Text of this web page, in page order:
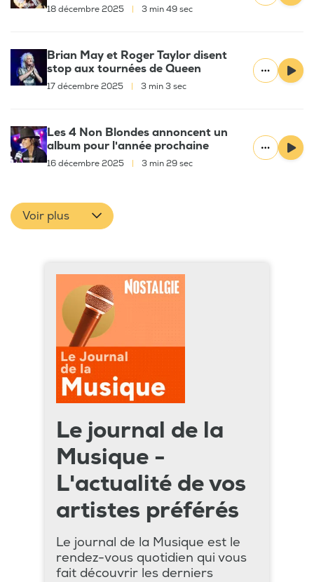
18 décembre 2025 3 min 49 sec
Brian May et Roger Taylor disent
stop aux tournées de Queen
17 décembre 2025 3 min 3 sec
Les 4 Non Blondes annoncent un
album pour l'année prochaine
16 décembre 2025 3 min 29 sec
Voir plus
Le journal de la
Musique -
L'actualité de vos
artistes préférés
Le journal de la Musique est le
rendez-vous quotidien qui vous
fait découvrir les derniers